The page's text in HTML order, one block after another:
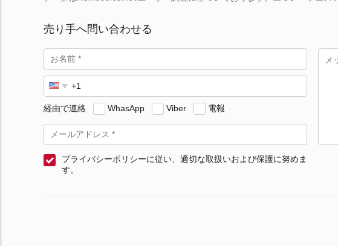
売り手へ問い合わせる
経由で連絡 WhasApp Viber 電報
プライバシーポリシーに従い、適切な取扱いおよび保護に努めま
す。